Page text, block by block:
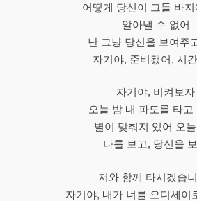
어떻게 당신이 그들 바지
알아낼 수 없어
난 그냥 당신을 보여주
자기야, 준비됐어, 시
자기야, 비켜보자
오늘 밤 내 파도를 타고
별이 맞춰져 있어 오
나를 보고, 당신을
저와 함께 타시겠습
자기야, 내가 너를 오디세이